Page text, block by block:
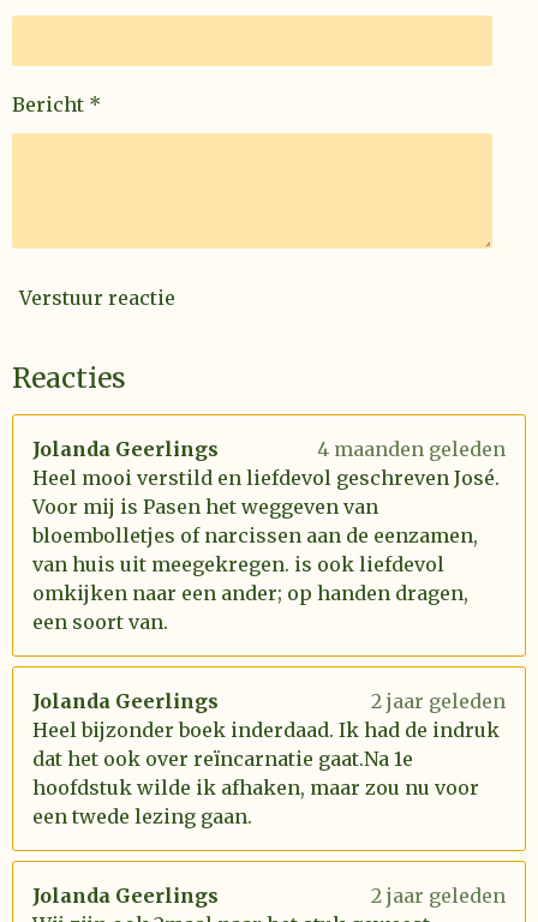
Bericht *
Verstuur reactie
Reacties
Jolanda Geerlings
4 maanden geleden
Heel mooi verstild en liefdevol geschreven José.
Voor mij is Pasen het weggeven van
bloembolletjes of narcissen aan de eenzamen,
van huis uit meegekregen. is ook liefdevol
omkijken naar een ander; op handen dragen,
een soort van.
Jolanda Geerlings
2 jaar geleden
Heel bijzonder boek inderdaad. Ik had de indruk
dat het ook over reïncarnatie gaat.Na 1e
hoofdstuk wilde ik afhaken, maar zou nu voor
een twede lezing gaan.
Jolanda Geerlings
2 jaar geleden